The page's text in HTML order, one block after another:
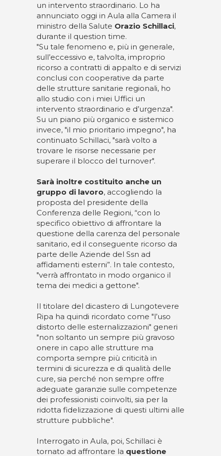
un intervento straordinario. Lo ha
annunciato oggi in Aula alla Camera il
ministro della Salute Orazio Schillaci,
durante il question time.
"Su tale fenomeno e, più in generale,
sull’eccessivo e, talvolta, improprio
ricorso a contratti di appalto e di servizi
conclusi con cooperative da parte
delle strutture sanitarie regionali, ho
allo studio con i miei Uffici un
intervento straordinario e d’urgenza".
Su un piano più organico e sistemico
invece, "il mio prioritario impegno", ha
continuato Schillaci, "sarà volto a
trovare le risorse necessarie per
superare il blocco del turnover".
Sarà inoltre costituito anche un
gruppo di lavoro, accogliendo la
proposta del presidente della
Conferenza delle Regioni, “con lo
specifico obiettivo di affrontare la
questione della carenza del personale
sanitario, ed il conseguente ricorso da
parte delle Aziende del Ssn ad
affidamenti esterni”. In tale contesto,
"verrà affrontato in modo organico il
tema dei medici a gettone".
Il titolare del dicastero di Lungotevere
Ripa ha quindi ricordato come "l’uso
distorto delle esternalizzazioni" generi
"non soltanto un sempre più gravoso
onere in capo alle strutture ma
comporta sempre più criticità in
termini di sicurezza e di qualità delle
cure, sia perché non sempre offre
adeguate garanzie sulle competenze
dei professionisti coinvolti, sia per la
ridotta fidelizzazione di questi ultimi alle
strutture pubbliche".
Interrogato in Aula, poi, Schillaci è
tornato ad affrontare la questione